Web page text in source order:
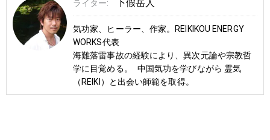
ライター: 下假岳人
気功家、ヒーラー、作家。REIKIKOU ENERGY
WORKS代表
海難落雷事故の経験により、異次元論や宗教哲
学に目覚める。 中国気功を学びながら 霊気
（REIKI）と出会い師範を取得。